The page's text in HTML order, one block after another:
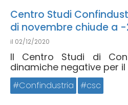
Centro Studi
di novembre chiude a -
il 02/12/2020
Il Centro Studi di
dinamiche negative per
Confindustria csc